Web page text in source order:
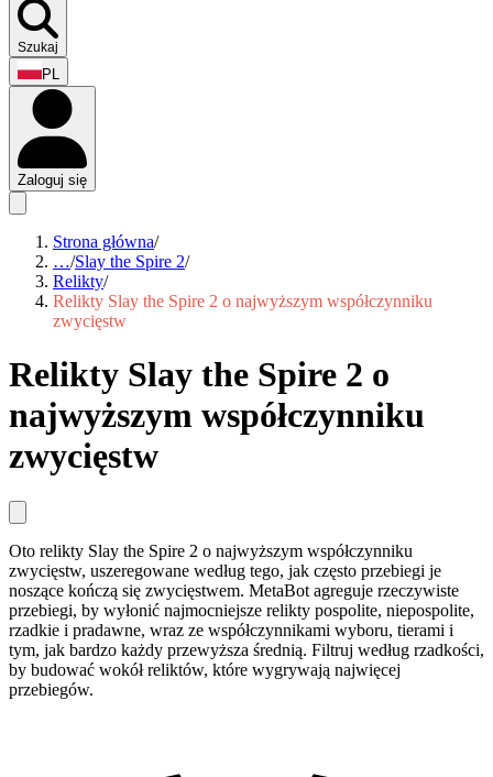
Szukaj
PL
Zaloguj się
Strona główna/
…/Slay the Spire 2/
Relikty/
Relikty Slay the Spire 2 o najwyższym współczynniku
zwycięstw
Relikty Slay the Spire 2 o
najwyższym współczynniku
zwycięstw
Oto relikty Slay the Spire 2 o najwyższym współczynniku
zwycięstw, uszeregowane według tego, jak często przebiegi je
noszące kończą się zwycięstwem. MetaBot agreguje rzeczywiste
przebiegi, by wyłonić najmocniejsze relikty pospolite, niepospolite,
rzadkie i pradawne, wraz ze współczynnikami wyboru, tierami i
tym, jak bardzo każdy przewyższa średnią. Filtruj według rzadkości,
by budować wokół reliktów, które wygrywają najwięcej
przebiegów.